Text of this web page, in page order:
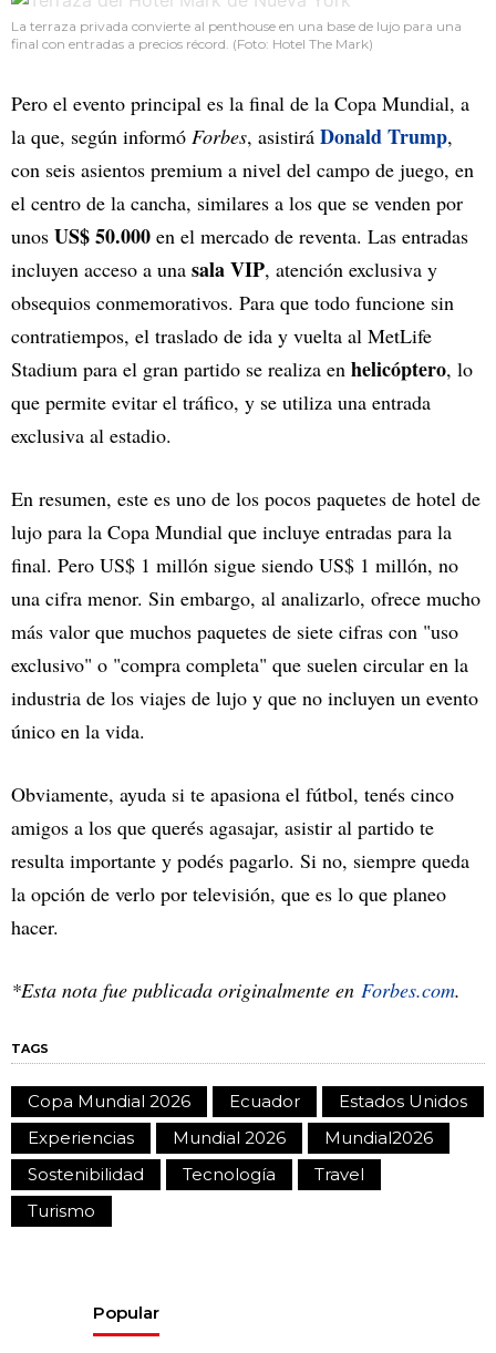
La terraza privada convierte al penthouse en una base de lujo para una
final con entradas a precios récord. (Foto: Hotel The Mark)
Pero el evento principal es la final de la Copa Mundial, a
la que, según informó Forbes, asistirá Donald Trump,
con seis asientos premium a nivel del campo de juego, en
el centro de la cancha, similares a los que se venden por
unos US$ 50.000 en el mercado de reventa. Las entradas
incluyen acceso a una sala VIP, atención exclusiva y
obsequios conmemorativos. Para que todo funcione sin
contratiempos, el traslado de ida y vuelta al MetLife
Stadium para el gran partido se realiza en helicóptero, lo
que permite evitar el tráfico, y se utiliza una entrada
exclusiva al estadio.
En resumen, este es uno de los pocos paquetes de hotel de
lujo para la Copa Mundial que incluye entradas para la
final. Pero US$ 1 millón sigue siendo US$ 1 millón, no
una cifra menor. Sin embargo, al analizarlo, ofrece mucho
más valor que muchos paquetes de siete cifras con "uso
exclusivo" o "compra completa" que suelen circular en la
industria de los viajes de lujo y que no incluyen un evento
único en la vida.
Obviamente, ayuda si te apasiona el fútbol, tenés cinco
amigos a los que querés agasajar, asistir al partido te
resulta importante y podés pagarlo. Si no, siempre queda
la opción de verlo por televisión, que es lo que planeo
hacer.
*Esta nota fue publicada originalmente en Forbes.com.
TAGS
Copa Mundial 2026 Ecuador
Estados Unidos
Experiencias
Mundial 2026
Mundial2026
Sostenibilidad
Tecnología
Travel
Turismo
Popular